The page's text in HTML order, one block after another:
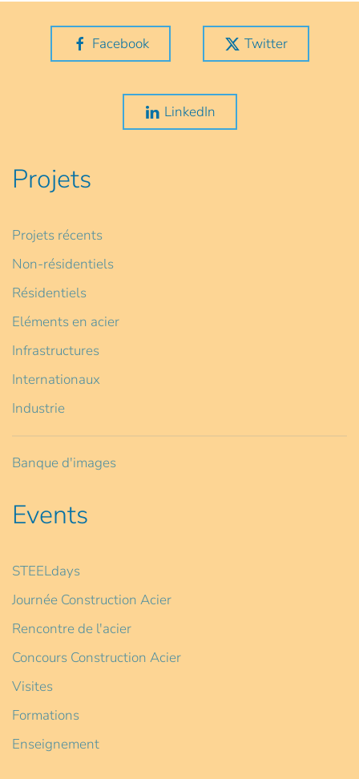
Facebook Twitter
LinkedIn
Projets
Projets récents
Non-résidentiels
Résidentiels
Eléments en acier
Infrastructures
Internationaux
Industrie
Banque d'images
Events
STEELdays
Journée Construction Acier
Rencontre de l'acier
Concours Construction Acier
Visites
Formations
Enseignement